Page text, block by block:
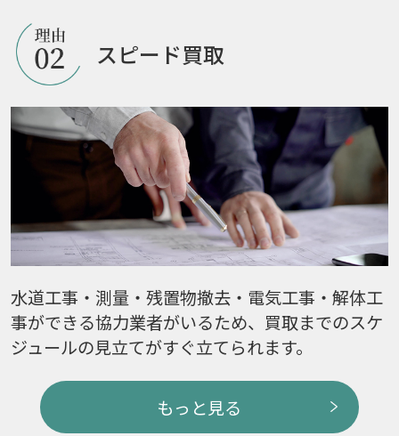
スピード買取
水道工事・測量・残置物撤去・電気工事・解体工
事ができる協力業者がいるため、買取までのスケ
ジュールの見立てがすぐ立てられます。
もっと見る